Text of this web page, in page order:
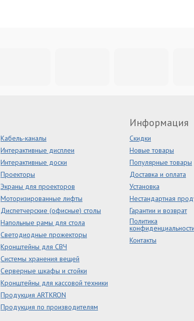
Кабель-каналы
Интерактивные дисплеи
Интерактивные доски
Проекторы
Экраны для проекторов
Моторизированные лифты
Диспетчерские (офисные) столы
Напольные рамы для стола
Светодиодные прожекторы
Кронштейны для СВЧ
Системы хранения вещей
Серверные шкафы и стойки
Кронштейны для кассовой техники
Продукция ARTKRON
Продукция по производителям
Информация
Скидки
Новые товары
Популярные товары
Доставка и оплата
Установка
Нестандартная
Гарантии и возврат
Политика
конфиденциальности
Контакты